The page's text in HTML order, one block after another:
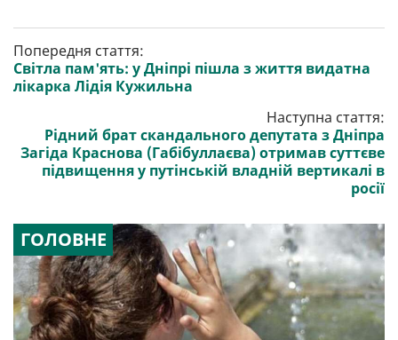
Попередня стаття:
Світла пам'ять: у Дніпрі пішла з життя видатна
лікарка Лідія Кужильна
Наступна стаття:
Рідний брат скандального депутата з Дніпра
Загіда Краснова (Габібуллаєва) отримав суттєве
підвищення у путінській владній вертикалі в
росії
ГОЛОВНЕ